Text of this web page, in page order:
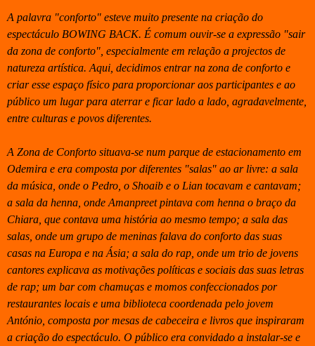
A palavra "conforto" esteve muito presente na criação do
espectáculo BOWING BACK. É comum ouvir-se a expressão "sair
da zona de conforto", especialmente em relação a projectos de
natureza artística. Aqui, decidimos entrar na zona de conforto e
criar esse espaço físico para proporcionar aos participantes e ao
público um lugar para aterrar e ficar lado a lado, agradavelmente,
entre culturas e povos diferentes.
A Zona de Conforto situava-se num parque de estacionamento em
Odemira e era composta por diferentes "salas" ao ar livre: a sala
da música, onde o Pedro, o Shoaib e o Lian tocavam e cantavam;
a sala da henna, onde Amanpreet pintava com henna o braço da
Chiara, que contava uma história ao mesmo tempo; a sala das
salas, onde um grupo de meninas falava do conforto das suas
casas na Europa e na Ásia; a sala do rap, onde um trio de jovens
cantores explicava as motivações políticas e sociais das suas letras
de rap; um bar com chamuças e momos confeccionados por
restaurantes locais e uma biblioteca coordenada pelo jovem
António, composta por mesas de cabeceira e livros que inspiraram
a criação do espectáculo. O público era convidado a instalar-se e